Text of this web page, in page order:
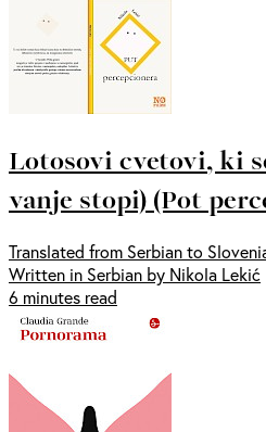
Lotosovi cvetovi, ki
vanje stopi) (Pot
Translated from Serbian to
Written in Serbian by Nikola Lekić
6 minutes read